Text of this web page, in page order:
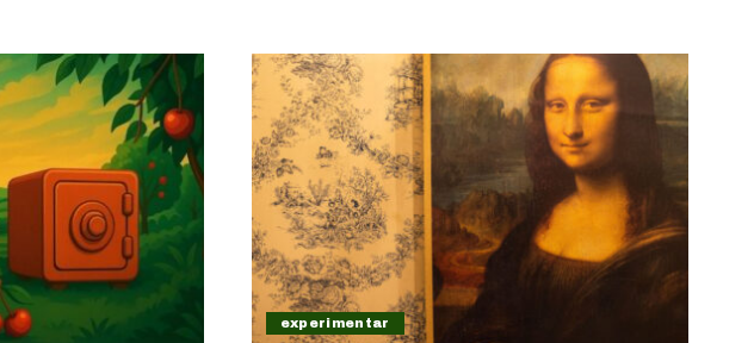
experimentar